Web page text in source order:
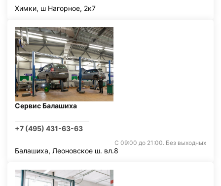
Химки, ш Нагорное, 2к7
Сервис Балашиха
+7 (495) 431-63-63
С 09:00 до 21:00. Без выходных
Балашиха, Леоновское ш. вл.8